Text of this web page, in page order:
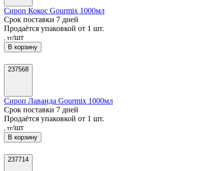
Сироп Кокос Gourmix 1000мл
Срок поставки 7 дней
Продаётся упаковкой от 1 шт.
, тг/шт
В корзину
237568
Сироп Лаванда Gourmix 1000мл
Срок поставки 7 дней
Продаётся упаковкой от 1 шт.
, тг/шт
В корзину
237714